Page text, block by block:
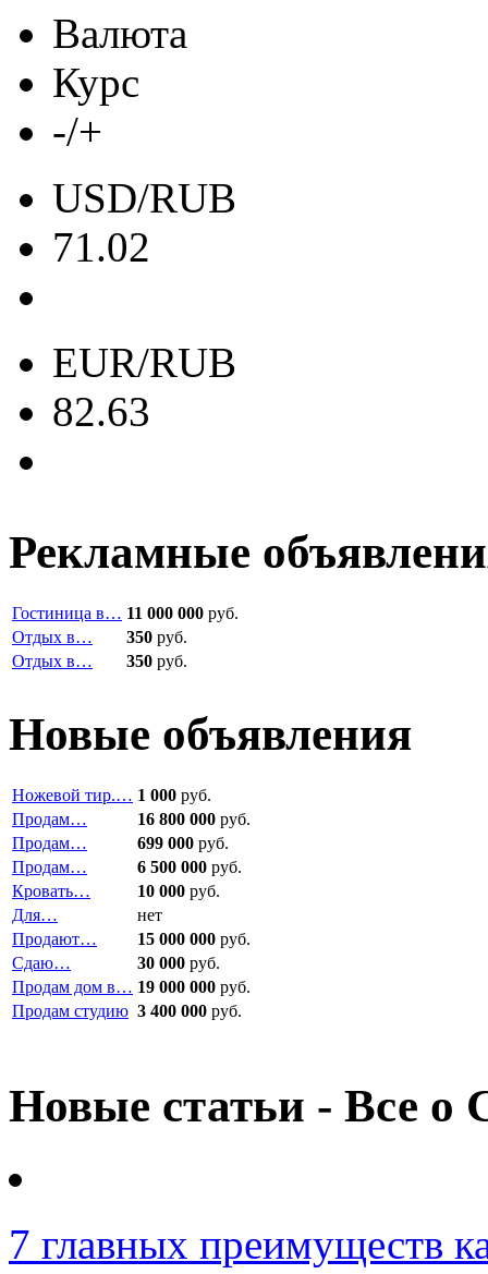
Валюта
Курс
-/+
USD/RUB
71.02
EUR/RUB
82.63
Рекламные
Гостиница в… 11 000 000 руб.
Отдых в…
350 руб.
Отдых в…
350 руб.
Новые объявления
Ножевой тир.… 1 000 руб.
Продам…
16 800 000 руб.
Продам…
699 000 руб.
Продам…
6 500 000 руб.
Кровать…
10 000 руб.
Для…
нет
Продают…
15 000 000 руб.
Сдаю…
30 000 руб.
Продам дом в… 19 000 000 руб.
Продам студию 3 400 000 руб.
Новые статьи - Все о
7 главных преимуществ